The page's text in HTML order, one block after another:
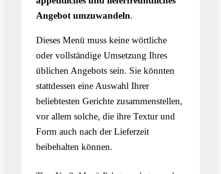
Angebot umzuwandeln.
Dieses Menü muss keine wörtliche
oder vollständige Umsetzung Ihres
üblichen Angebots sein. Sie könnten
stattdessen eine Auswahl Ihrer
beliebtesten Gerichte zusammenstellen,
vor allem solche, die ihre Textur und
Form auch nach der Lieferzeit
beibehalten können.